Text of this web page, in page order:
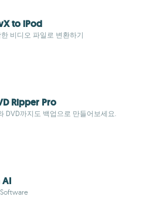
to iPod
비디오 파일로 변환하기
Ripper Pro
DVD까지도 백업으로 만들어보세요.
AI